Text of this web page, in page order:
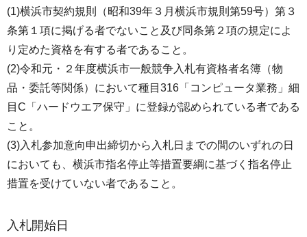
(1)横浜市契約規則（昭和39年３月横浜市規則第59号）第３
条第１項に掲げる者でないこと及び同条第２項の規定によ
り定めた資格を有する者であること。
(2)令和元・２年度横浜市一般競争入札有資格者名簿（物
品・委託等関係）において種目316「コンピュータ業務」細
目C「ハードウエア保守」に登録が認められている者である
こと。
(3)入札参加意向申出締切から入札日までの間のいずれの日
においても、横浜市指名停止等措置要綱に基づく指名停止
措置を受けていない者であること。
入札開始日